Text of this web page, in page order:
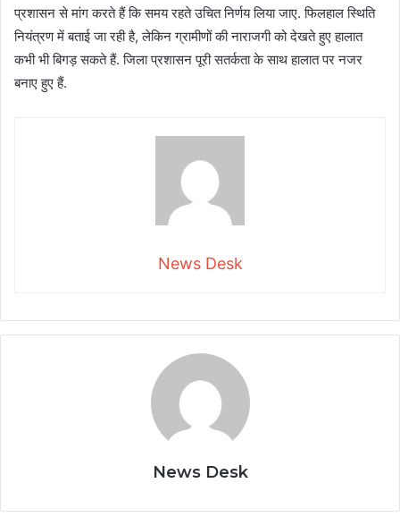
प्रशासन से मांग करते हैं कि समय रहते उचित निर्णय लिया जाए. फिलहाल स्थिति
नियंत्रण में बताई जा रही है, लेकिन ग्रामीणों की नाराजगी को देखते हुए हालात
कभी भी बिगड़ सकते हैं. जिला प्रशासन पूरी सतर्कता के साथ हालात पर नजर
बनाए हुए हैं.
News Desk
News Desk